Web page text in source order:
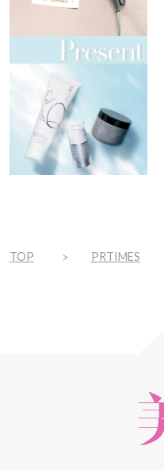
TOP PRTIMES